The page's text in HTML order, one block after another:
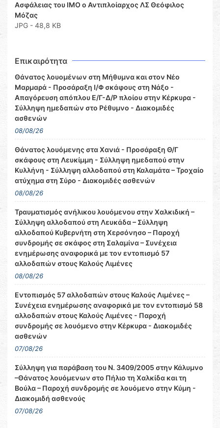
Ασφάλειας του ΙΜΟ ο Αντιπλοίαρχος ΛΣ Θεόφιλος
Μόζας
JPG - 48,8 KB
Επικαιρότητα
Θάνατος λουομένων στη Μήθυμνα και στον Νέο
Μαρμαρά - Προσάραξη Ι/Φ σκάφους στη Νάξο -
Απαγόρευση απόπλου Ε/Γ-Δ/Ρ πλοίου στην Κέρκυρα -
Σύλληψη ημεδαπών στο Ρέθυμνο - Διακομιδές
ασθενών
08/08/26
Θάνατος λουόμενης στα Χανιά - Προσάραξη Θ/Γ
σκάφους στη Λευκίμμη - Σύλληψη ημεδαπού στην
Κυλλήνη - Σύλληψη αλλοδαπού στη Καλαμάτα – Τροχαίο
ατύχημα στη Σύρο - Διακομιδές ασθενών
08/08/26
Τραυματισμός ανήλικου λουόμενου στην Χαλκιδική –
Σύλληψη αλλοδαπού στη Λευκάδα – Σύλληψη
αλλοδαπού Κυβερνήτη στη Χερσόνησο – Παροχή
συνδρομής σε σκάφος στη Σαλαμίνα – Συνέχεια
ενημέρωσης αναφορικά με τον εντοπισμό 57
αλλοδαπών στους Καλούς Λιμένες
08/08/26
Εντοπισμός 57 αλλοδαπών στους Καλούς Λιμένες –
Συνέχεια ενημέρωσης αναφορικά με τον εντοπισμό 58
αλλοδαπών στους Καλούς Λιμένες - Παροχή
συνδρομής σε λουόμενο στην Κέρκυρα - Διακομιδές
ασθενών
07/08/26
Σύλληψη για παράβαση του Ν. 3409/2005 στην Κάλυμνο
–Θάνατος λουόμενων στο Πήλιο τη Χαλκίδα και τη
Βούλα – Παροχή συνδρομής σε λουόμενο στην Κύμη -
Διακομιδή ασθενούς
07/08/26